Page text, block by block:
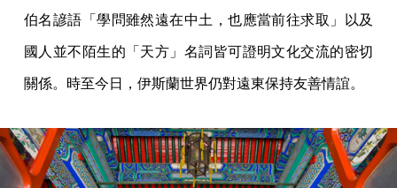
伯名諺語「學問雖然遠在中土，也應當前往求取」以及
國人並不陌生的「天方」名詞皆可證明文化交流的密切
關係。時至今日，伊斯蘭世界仍對遠東保持友善情誼。